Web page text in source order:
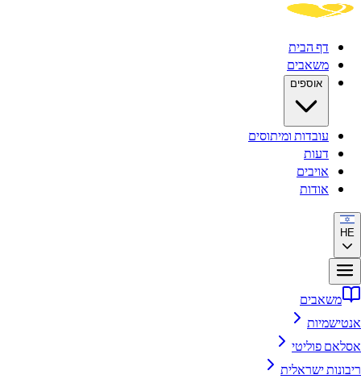
דף הבית
משאבים
אוספים
עובדות ומיתוסים
דעות
אויבים
אודות
HE
משאבים
אנטישמיות
אסלאם פוליטי
ריבונות ישראלית